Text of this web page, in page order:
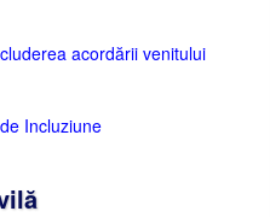
acordării venitului
Incluziune